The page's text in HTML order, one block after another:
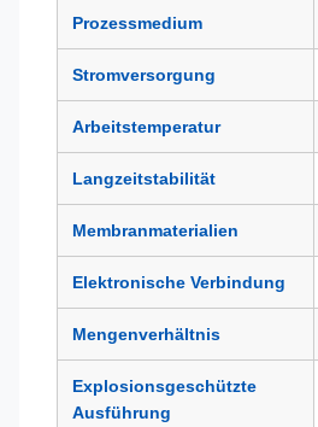
Prozessmedium
Stromversorgung
Arbeitstemperatur
Langzeitstabilität
Membranmaterialien
Elektronische Verbindung
Mengenverhältnis
Explosionsgeschützte
Ausführung